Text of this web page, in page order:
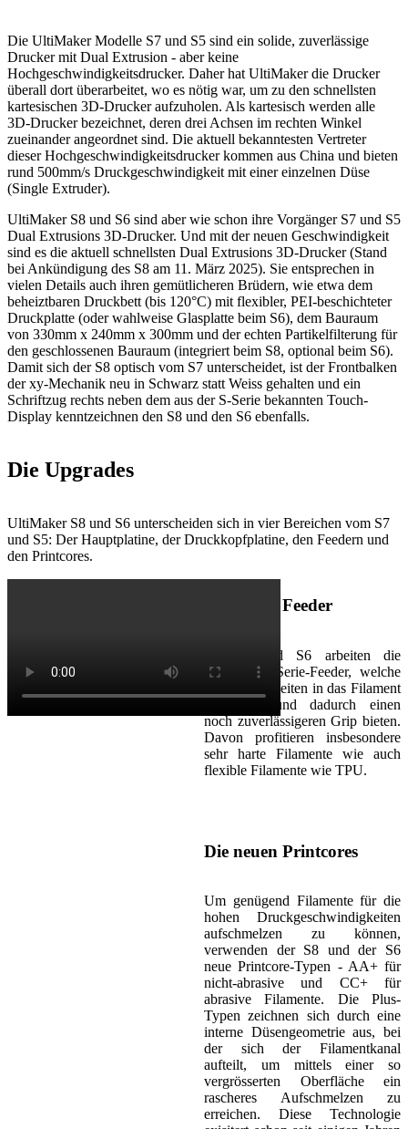
Die UltiMaker Modelle S7 und S5 sind ein solide, zuverlässige
Drucker mit Dual Extrusion - aber keine
Hochgeschwindigkeitsdrucker. Daher hat UltiMaker die Drucker
überall dort überarbeitet, wo es nötig war, um zu den schnellsten
kartesischen 3D-Drucker aufzuholen. Als kartesisch werden alle
3D-Drucker bezeichnet, deren drei Achsen im rechten Winkel
zueinander angeordnet sind. Die aktuell bekanntesten Vertreter
dieser Hochgeschwindigkeitsdrucker kommen aus China und bieten
rund 500mm/s Druckgeschwindigkeit mit einer einzelnen Düse
(Single Extruder).
UltiMaker S8 und S6 sind aber wie schon ihre Vorgänger S7 und S5
Dual Extrusions 3D-Drucker. Und mit der neuen Geschwindigkeit
sind es die aktuell schnellsten Dual Extrusions 3D-Drucker (Stand
bei Ankündigung des S8 am 11. März 2025). Sie entsprechen in
vielen Details auch ihren gemütlicheren Brüdern, wie etwa dem
beheiztbaren Druckbett (bis 120°C) mit flexibler, PEI-beschichteter
Druckplatte (oder wahlweise Glasplatte beim S6), dem Bauraum
von 330mm x 240mm x 300mm und der echten Partikelfilterung für
den geschlossenen Bauraum (integriert beim S8, optional beim S6).
Damit sich der S8 optisch vom S7 unterscheidet, ist der Frontbalken
der xy-Mechanik neu in Schwarz statt Weiss gehalten und ein
Schriftzug rechts neben dem aus der S-Serie bekannten Touch-
Display kenntzeichnen den S8 und den S6 ebenfalls.
Die Upgrades
UltiMaker S8 und S6 unterscheiden sich in vier Bereichen vom S7
und S5: Der Hauptplatine, der Druckkopfplatine, den Feedern und
den Printcores.
Die neuen Feeder
Im S8 und S6 arbeiten die
neuesten S-Serie-Feeder, welche
von beiden Seiten in das Filament
eingreifen und dadurch einen
noch zuverlässigeren Grip bieten.
Davon profitieren insbesondere
sehr harte Filamente wie auch
flexible Filamente wie TPU.
Die neuen Printcores
Um genügend Filamente für die
hohen Druckgeschwindigkeiten
aufschmelzen zu können,
verwenden der S8 und der S6
neue Printcore-Typen - AA+ für
nicht-abrasive und CC+ für
abrasive Filamente. Die Plus-
Typen zeichnen sich durch eine
interne Düsengeometrie aus, bei
der sich der Filamentkanal
aufteilt, um mittels einer so
vergrösserten Oberfläche ein
rascheres Aufschmelzen zu
erreichen. Diese Technologie